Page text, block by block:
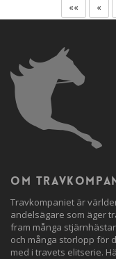
«« «
Om
Travkompaniet är
andelsägare som äger
fram många
och många storlopp för
med i travets elitserie.